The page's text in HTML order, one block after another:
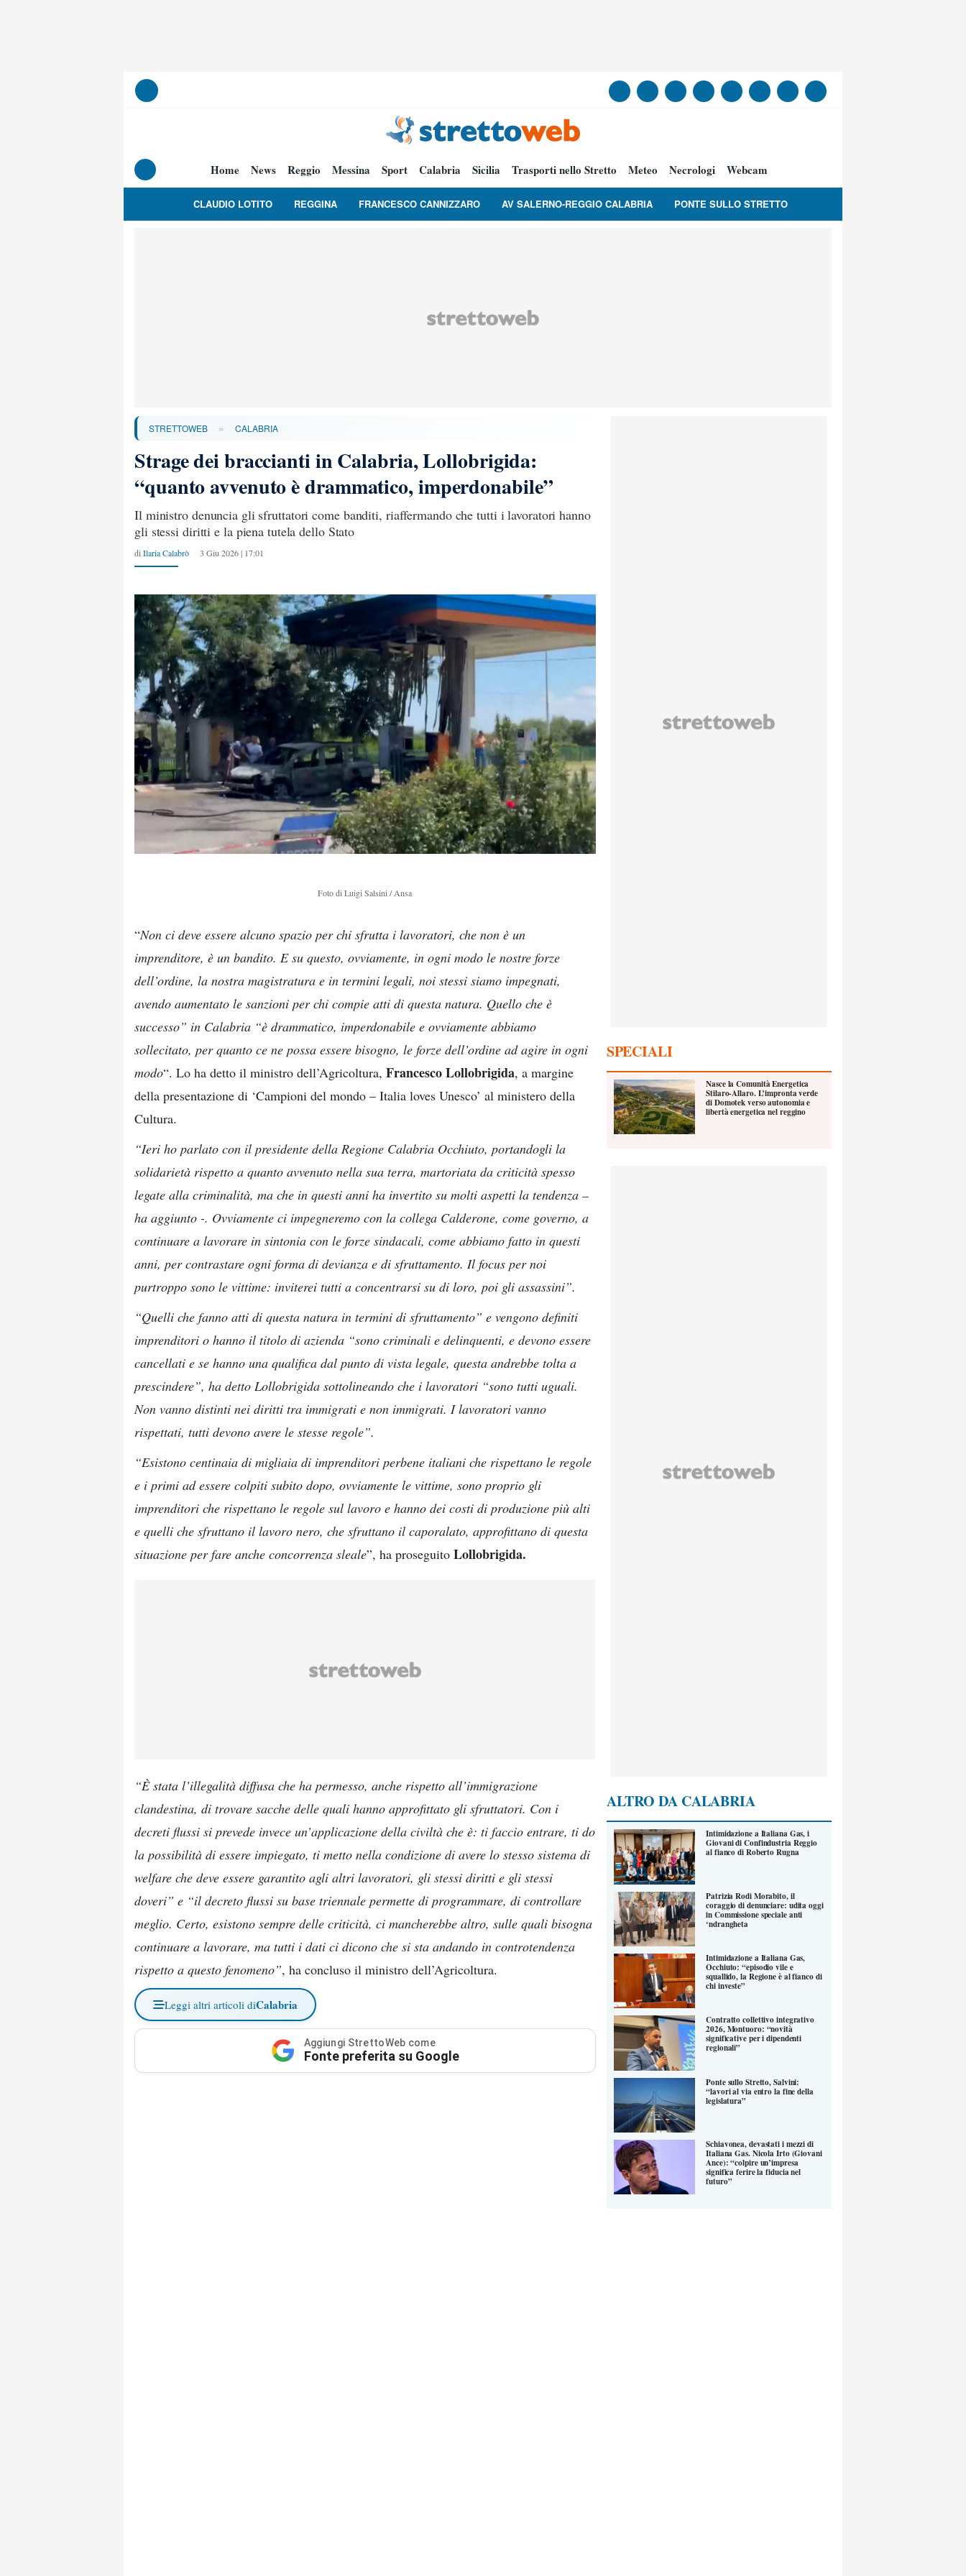
Home News Reggio Messina Sport Calabria Sicilia Trasporti nello Stretto Meteo Necrologi Webcam
CLAUDIO LOTITO REGGINA FRANCESCO CANNIZZARO AV SALERNO-REGGIO CALABRIA PONTE SULLO STRETTO
STRETTOWEB » CALABRIA
Strage dei braccianti in Calabria, Lollobrigida:
“quanto avvenuto è drammatico, imperdonabile”
Il ministro denuncia gli sfruttatori come banditi, riaffermando che tutti i lavoratori hanno
gli stessi diritti e la piena tutela dello Stato
di Ilaria Calabrò 3 Giu 2026 | 17:01
Foto di Luigi Salsini / Ansa
“Non ci deve essere alcuno spazio per chi sfrutta i lavoratori, che non è un
imprenditore, è un bandito. E su questo, ovviamente, in ogni modo le nostre forze
dell’ordine, la nostra magistratura e in termini legali, noi stessi siamo impegnati,
avendo aumentato le sanzioni per chi compie atti di questa natura. Quello che è
successo” in Calabria “è drammatico, imperdonabile e ovviamente abbiamo
sollecitato, per quanto ce ne possa essere bisogno, le forze dell’ordine ad agire in ogni
modo“. Lo ha detto il ministro dell’Agricoltura, Francesco Lollobrigida, a margine
della presentazione di ‘Campioni del mondo – Italia loves Unesco’ al ministero della
Cultura.
“Ieri ho parlato con il presidente della Regione Calabria Occhiuto, portandogli la
solidarietà rispetto a quanto avvenuto nella sua terra, martoriata da criticità spesso
legate alla criminalità, ma che in questi anni ha invertito su molti aspetti la tendenza –
ha aggiunto -. Ovviamente ci impegneremo con la collega Calderone, come governo, a
continuare a lavorare in sintonia con le forze sindacali, come abbiamo fatto in questi
anni, per contrastare ogni forma di devianza e di sfruttamento. Il focus per noi
purtroppo sono le vittime: inviterei tutti a concentrarsi su di loro, poi gli assassini”.
“Quelli che fanno atti di questa natura in termini di sfruttamento” e vengono definiti
imprenditori o hanno il titolo di azienda “sono criminali e delinquenti, e devono essere
cancellati e se hanno una qualifica dal punto di vista legale, questa andrebbe tolta a
prescindere”, ha detto Lollobrigida sottolineando che i lavoratori “sono tutti uguali.
Non vanno distinti nei diritti tra immigrati e non immigrati. I lavoratori vanno
rispettati, tutti devono avere le stesse regole”.
“Esistono centinaia di migliaia di imprenditori perbene italiani che rispettano le regole
e i primi ad essere colpiti subito dopo, ovviamente le vittime, sono proprio gli
imprenditori che rispettano le regole sul lavoro e hanno dei costi di produzione più alti
e quelli che sfruttano il lavoro nero, che sfruttano il caporalato, approfittano di questa
situazione per fare anche concorrenza sleale”, ha proseguito Lollobrigida.
“È stata l’illegalità diffusa che ha permesso, anche rispetto all’immigrazione
clandestina, di trovare sacche delle quali hanno approfittato gli sfruttatori. Con i
decreti flussi si prevede invece un’applicazione della civiltà che è: ti faccio entrare, ti do
la possibilità di essere impiegato, ti metto nella condizione di avere lo stesso sistema di
welfare che deve essere garantito agli altri lavoratori, gli stessi diritti e gli stessi
doveri” e “il decreto flussi su base triennale permette di programmare, di controllare
meglio. Certo, esistono sempre delle criticità, ci mancherebbe altro, sulle quali bisogna
continuare a lavorare, ma tutti i dati ci dicono che si sta andando in controtendenza
rispetto a questo fenomeno”, ha concluso il ministro dell’Agricoltura.
Leggi altri articoli diCalabria
Aggiungi StrettoWeb come
Fonte preferita su Google
SPECIALI
Nasce la Comunità Energetica
Stilaro-Allaro. L’impronta verde
di Domotek verso autonomia e
libertà energetica nel reggino
ALTRO DA CALABRIA
Intimidazione a Italiana Gas, i
Giovani di Confindustria Reggio
al fianco di Roberto Rugna
Patrizia Rodi Morabito, il
coraggio di denunciare: udita oggi
in Commissione speciale anti
‘ndrangheta
Intimidazione a Italiana Gas,
Occhiuto: “episodio vile e
squallido, la Regione è al fianco di
chi investe”
Contratto collettivo integrativo
2026, Montuoro: “novità
significative per i dipendenti
regionali”
Ponte sullo Stretto, Salvini:
“lavori al via entro la fine della
legislatura”
Schiavonea, devastati i mezzi di
Italiana Gas. Nicola Irto (Giovani
Ance): “colpire un’impresa
significa ferire la fiducia nel
futuro”